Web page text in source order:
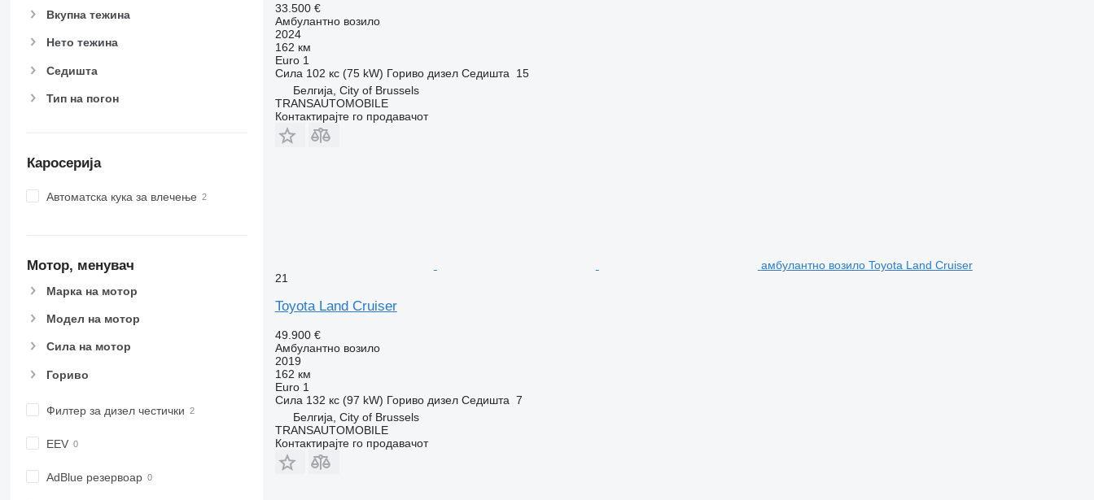
Вкупна тежина
Нето тежина
Седишта
Тип на погон
Каросерија
Автоматска кука за влечење
Мотор, менувач
Марка на мотор
Модел на мотор
Сила на мотор
Гориво
Филтер за дизел честички
EEV
AdBlue резервоар
33.500 €
Амбулантно возило
2024
162 км
Euro 1
Сила 102 кс (75 kW) Гориво дизел Седишта
15
Белгија, City of Brussels
TRANSAUTOMOBILE
Контактирајте го продавачот
амбулантно возило Toyota Land Cruiser
21
Toyota Land Cruiser
49.900 €
Амбулантно возило
2019
162 км
Euro 1
Сила 132 кс (97 kW) Гориво дизел Седишта 7
Белгија, City of Brussels
TRANSAUTOMOBILE
Контактирајте го продавачот